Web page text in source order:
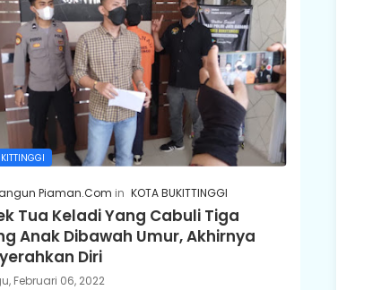
Piaman.Com KOTA BUKITTINGGI
Tua Keladi Yang Cabuli Tiga
Anak Dibawah Umur, Akhirnya
Diri
Februari 06, 2022